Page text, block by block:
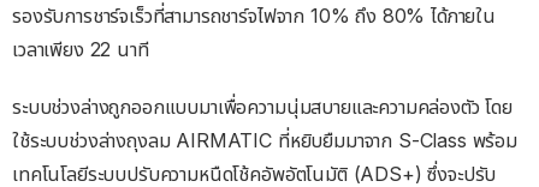
รองรับการชาร์จเร็วที่สามารถชาร์จไฟจาก 10% ถึง 80% ได้ภายใน
เวลาเพียง 22 นาที
ระบบช่วงล่างถูกออกแบบมาเพื่อความนุ่มสบายและความคล่องตัว โดย
ใช้ระบบช่วงล่างถุงลม AIRMATIC ที่หยิบยืมมาจาก S-Class พร้อม
เทคโนโลยีระบบปรับความหนืดโช้คอัพอัตโนมัติ (ADS+) ซึ่งจะปรับ